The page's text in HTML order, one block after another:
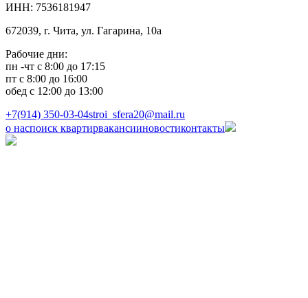
ИНН: 7536181947
672039, г. Чита, ул. Гагарина, 10а
Рабочие дни:
пн -чт с 8:00 до 17:15
пт с 8:00 до 16:00
обед с 12:00 до 13:00
+7(914) 350-03-04stroi_sfera20@mail.ru
о наспоиск квартирвакансииновостиконтакты